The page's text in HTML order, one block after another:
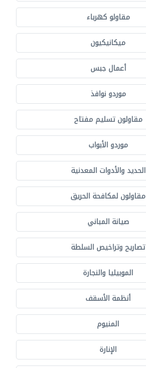
مقاولو كهرباء
ميكانيكيون
أعمال جبس
موردو نوافذ
مقاولون تسليم مفتاح
موردو الأبواب
الحديد والأدوات المعدنية
مقاولون لمكافحة الحريق
صيانة المباني
تصاريح وتراخيص السلطة
الموبيليا والنجارة
أنظمة الأسقف
المنيوم
الإنارة